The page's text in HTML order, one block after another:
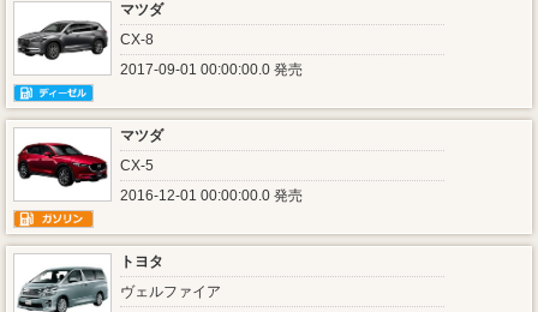
マツダ
CX-8
2017-09-01 00:00:00.0 発売
マツダ
CX-5
2016-12-01 00:00:00.0 発売
トヨタ
ヴェルファイア